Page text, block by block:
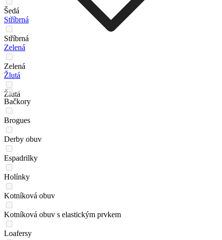
Šedá
Stříbrná
Stříbrná
Zelená
Zelená
Žlutá
Žlutá
Bačkory
Brogues
Derby obuv
Espadrilky
Holínky
Kotníková obuv
Kotníková obuv s elastickým prvkem
Loafersy